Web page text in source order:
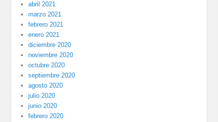
abril 2021
marzo 2021
febrero 2021
enero 2021
diciembre 2020
noviembre 2020
octubre 2020
septiembre 2020
agosto 2020
julio 2020
junio 2020
febrero 2020